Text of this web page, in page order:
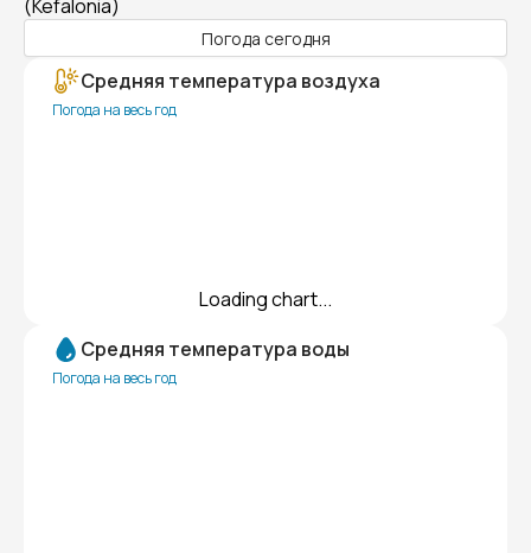
(Kefalonia)
Погода сегодня
Средняя температура воздуха
Погода на весь год
Loading chart...
Средняя температура воды
Погода на весь год